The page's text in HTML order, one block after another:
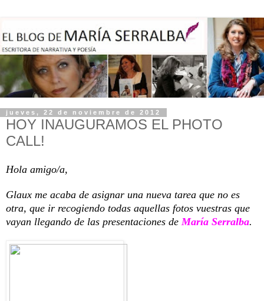
jueves, 22 de noviembre de 2012
HOY INAUGURAMOS EL PHOTO
CALL!
Hola amigo/a,
Glaux me acaba de asignar una nueva tarea que no es
otra, que ir recogiendo todas aquellas fotos vuestras que
vayan llegando de las presentaciones deMaría Serralba.